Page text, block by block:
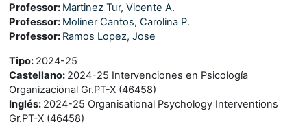
Professor: Martinez Tur, Vicente A.
Professor: Moliner Cantos, Carolina P.
Professor: Ramos Lopez, Jose
Tipo: 2024-25
Castellano: 2024-25 Intervenciones en Psicología
Organizacional Gr.PT-X (46458)
Inglés: 2024-25 Organisational Psychology Interventions
Gr.PT-X (46458)